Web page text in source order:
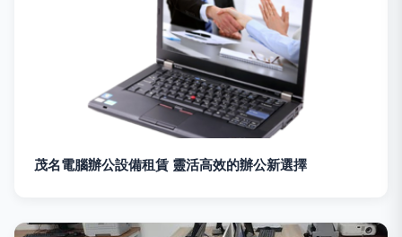
茂名電腦辦公設備租賃 靈活高效的辦公新選擇